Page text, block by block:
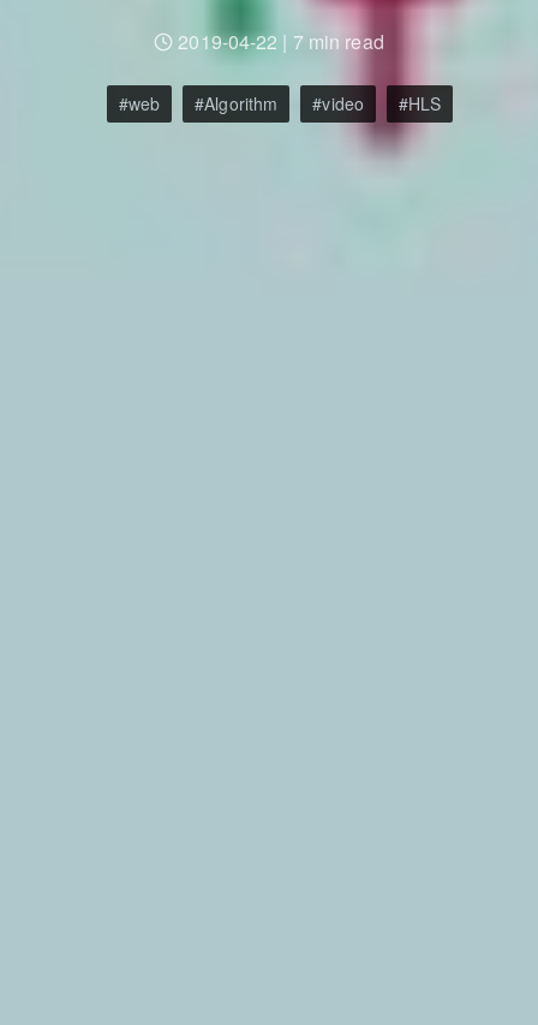
2019-04-22 | 7 min read
web Algorithm video HLS